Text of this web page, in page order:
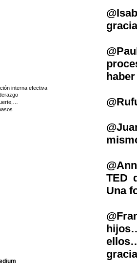
TED
Una
interna efectiva